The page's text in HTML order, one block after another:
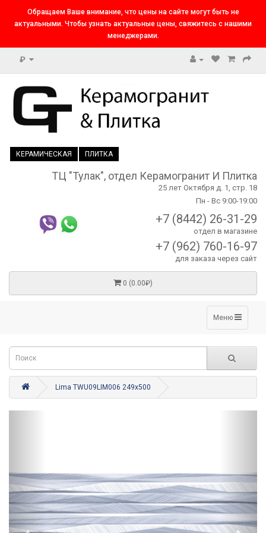
Обращаем Ваше внимание, что цены на сайте могут быть не
актуальными. Чтобы узнать актуальные цены, свяжитесь с нашими
менеджерами.
₽
КЕРАМИЧЕСКАЯ ПЛИТКА
ТЦ "Тулак", отдел Керамогранит И Плитка
25 лет Октября д. 1, стр. 18
Пн - Вс 9:00-19:00
+7 (8442) 26-31-29
отдел в магазине
+7 (962) 760-16-97
для заказа через сайт
0 (0.00₽)
Меню
Lima TWU09LIM006 249x500